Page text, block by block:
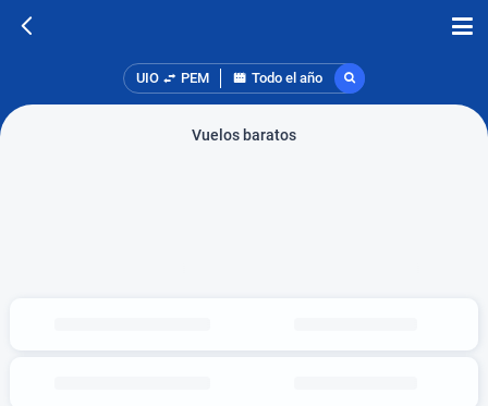
UIO PEM Todo el año
Vuelos baratos